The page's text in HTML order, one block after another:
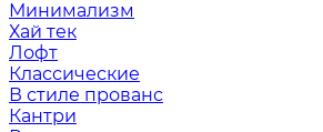
Минимализм
Хай тек
Лофт
Классические
В стиле прованс
Кантри